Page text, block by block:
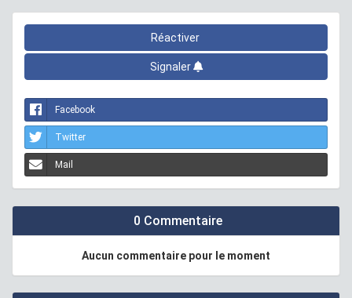
Réactiver
Signaler
Facebook
Twitter
Mail
0 Commentaire
Aucun commentaire pour le moment